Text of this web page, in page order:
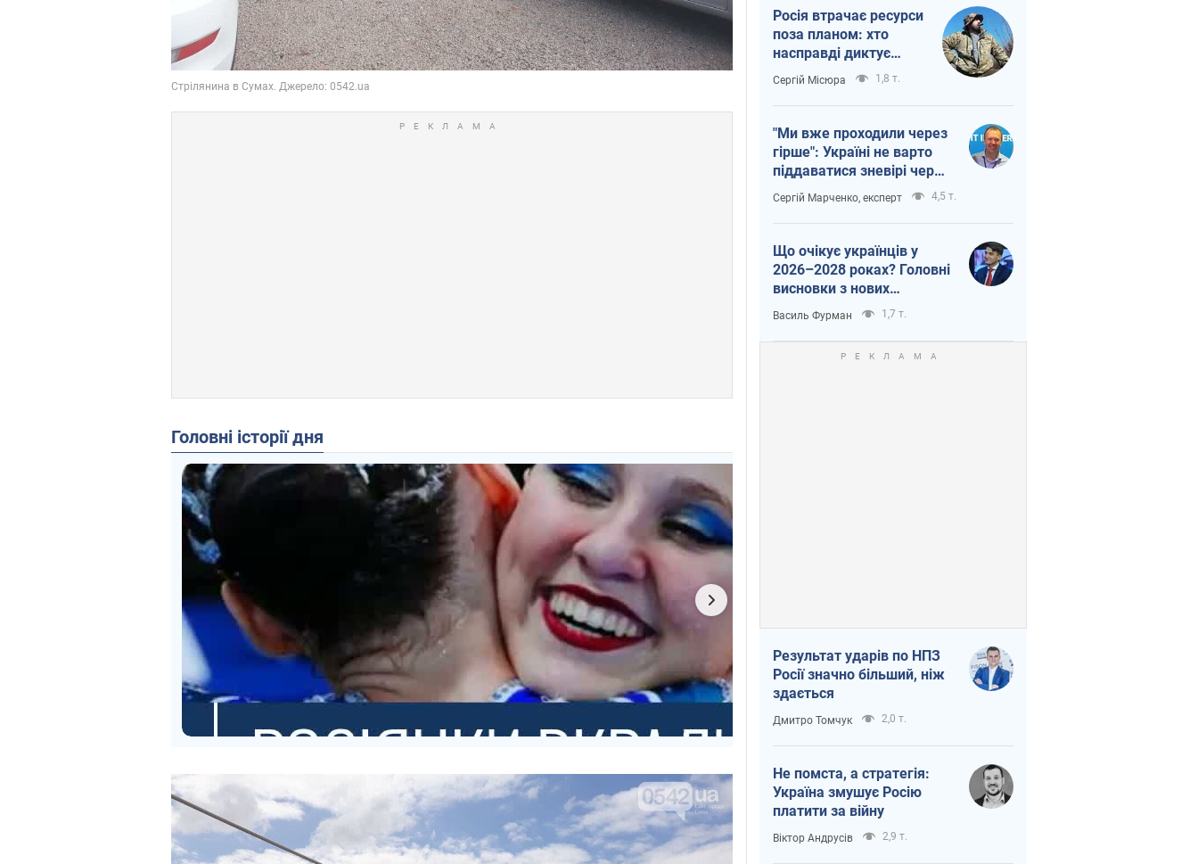
Головні історії дня
Росія втрачає ресурси
поза планом: хто
насправді диктує
темп війни
Сергій Місюра 1,8 т.
"Ми вже проходили через
гірше": Україні не варто
піддаватися зневірі через
ракетний терор
Сергій Марченко, експерт 4,5 т.
Що очікує українців у
2026–2028 роках? Головні
висновки з нових
прогнозів від НБУ
Василь Фурман 1,7 т.
Результат ударів по НПЗ
Росії значно більший, ніж
здається
Дмитро Томчук 2,0 т.
Не помста, а стратегія:
Україна змушує Росію
платити за війну
Віктор Андрусів 2,9 т.